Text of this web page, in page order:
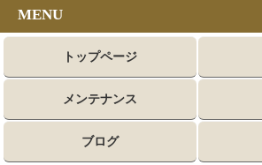
MENU
トップページ
メンテナンス
ブログ